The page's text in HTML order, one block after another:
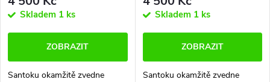
Skladem 1 ks
ZOBRAZIT
Santoku okamžitě zvedne
Skladem 1 ks
ZOBRAZIT
Santoku okamžitě zvedne